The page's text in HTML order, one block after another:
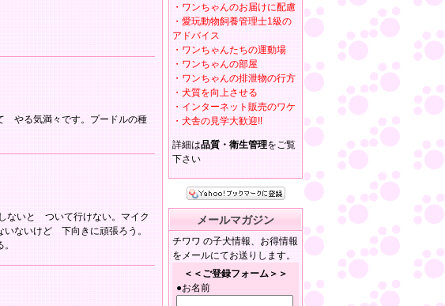
やる気満々です。プードルの種
ないと ついて行けない。マイク
ないけど 下向きに頑張ろう。
・ワンちゃんのお届けに配慮
・愛玩動物飼養管理士1級の
アドバイス
・ワンちゃんたちの運動場
・ワンちゃんの部屋
・ワンちゃんの排泄物の行方
・犬質を向上させる
・インターネット販売のワケ
・犬舎の見学大歓迎!!
詳細は品質・衛生管理をご覧
下さい
メールマガジン
チワワ の子犬情報、お得情報
をメールにてお送りします。
＜＜ご登録フォーム＞＞
●お名前